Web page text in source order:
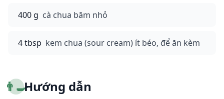
400 g cà chua băm nhỏ
4 tbsp kem chua (sour cream) ít béo, để ăn kèm
👨‍🍳Hướng dẫn